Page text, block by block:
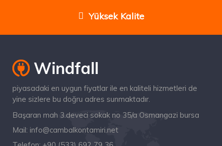
Yüksek Kalite
piyasadaki en uygun fiyatlar ile en kaliteli hizmetleri de
yine sizlere bu doğru adres sunmaktadır.
Başaran mah 3.deveci sokak no 35/a Osmangazi bursa
Mail: info@cambalkontamiri.net